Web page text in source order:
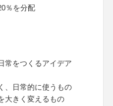
％を分配
常をつくるアイデア
、日常的に使うもの
大きく変えるもの